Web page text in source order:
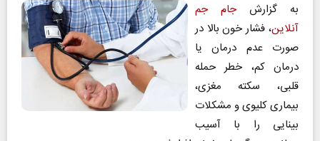
به گزارشجام جم
آنلاین، فشار خون بالا در
صورت عدم درمان یا
درمان کم، خطر حمله
قلبی، سکته مغزی،
بیماری کلیوی و مشکلات
بینایی را با آسیب